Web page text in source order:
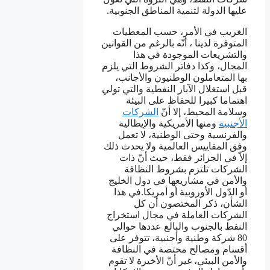
عليها الدولة لتنمية المناطق الجنوبية.
الغريب في الأمر، حسب المعطيات
المتوفرة لدينا ، أنّه بالرغم من القوانين
والتشريعات الموجودة في هذا
المجال، وكذا دفاتر الشروط التي يلزم
بها المتعاملون الوطنيون والأجانب،
قبل استغلال الآبار النفطية والتي تولي
اهتماما كبيرا للحفاظ على البيئة
وسلامة المحيط، إلا أنّ الشركات
الأجنبية ومنها الأمريكية والإيطالية
والفرنسية وحتى الوطنية، لا تعمل
وفق المقاييس العالمية ولا يحدث ذلك
إلاّ في الجزائر فقط، حيث أنّ ذات
الشركات تلتزم بشروط النظافة
والأمن في مشاريعها في دول الخليج
أو الدّول الأوروبية أو أمريكا.في هذا
الشأن، ذكر المختصون أن كل
الشركات العاملة في مجال استخراج
النفط بالجنوب والبالغ عددها حوالي
80 شركة وطنية وأجنبية، تتوفر على
أقسام ومصالح مختصة في النظافة
والأمن البيئي، غير أنّ الأخيرة لا تقوم